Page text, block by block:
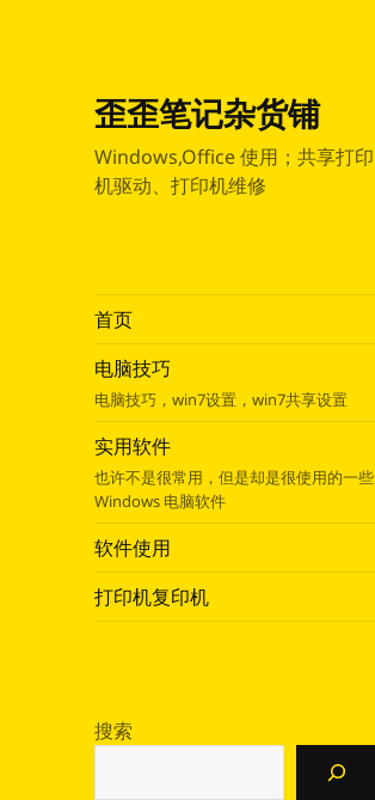
歪歪笔记杂货铺
Windows,Office 使用；共享打印
机驱动、打印机维修
首页
电脑技巧
电脑技巧，win7设置，win7共享设置
实用软件
也许不是很常用，但是却是很使用的一些
Windows 电脑软件
软件使用
打印机复印机
搜索